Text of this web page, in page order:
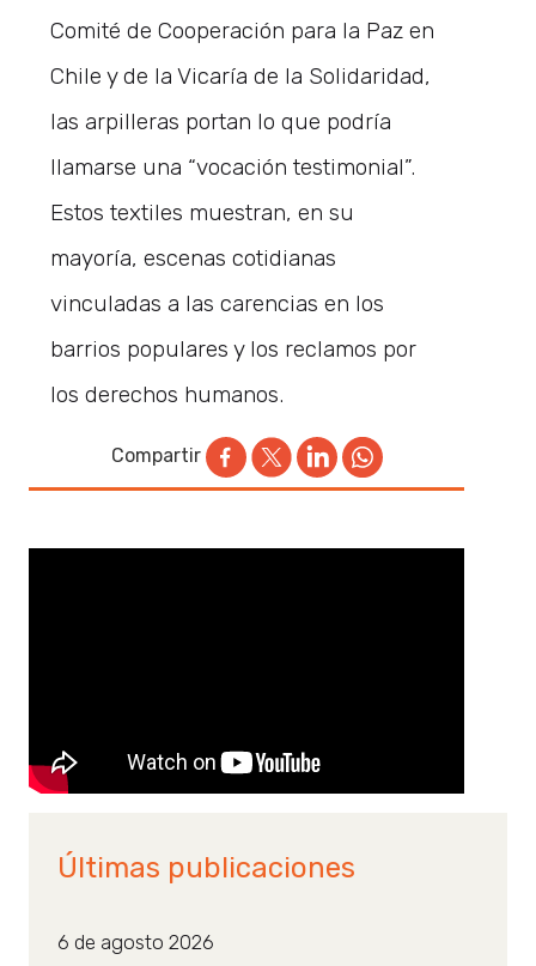
Comité de Cooperación para la Paz en
Chile y de la Vicaría de la Solidaridad,
las arpilleras portan lo que podría
llamarse una “vocación testimonial”.
Estos textiles muestran, en su
mayoría, escenas cotidianas
vinculadas a las carencias en los
barrios populares y los reclamos por
los derechos humanos.
Compartir
Últimas publicaciones
6 de agosto 2026